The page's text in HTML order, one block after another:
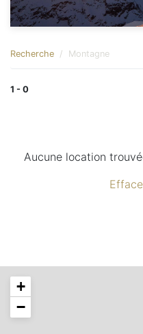
Recherche Montagne
1 - 0
Aucune location
+
−